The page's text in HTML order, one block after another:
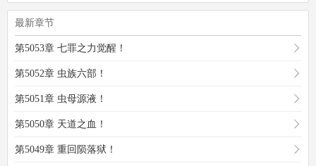
最新章节
第5053章 七罪之力觉醒！
第5052章 虫族六部！
第5051章 虫母源液！
第5050章 天道之血！
第5049章 重回陨落狱！